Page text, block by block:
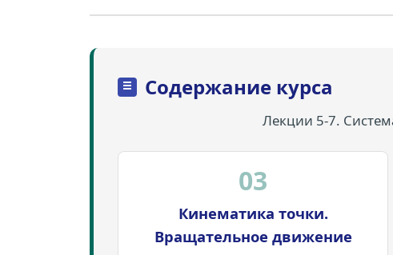
Содержание курса
Лекции 5-7.
03
Кинематика точки.
Вращательное движение